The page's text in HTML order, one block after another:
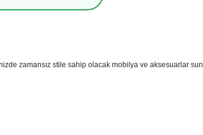
zamansız stile sahip olacak mobilya ve aksesuarlar